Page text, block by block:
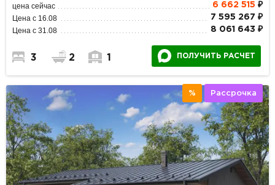
цена сейчас 6 662 515 ₽
Цена с 16.08 7 595 267 ₽
Цена с 31.08 8 061 643 ₽
3 2 1 ПОЛУЧИТЬ РАСЧЕТ
% Рассрочка